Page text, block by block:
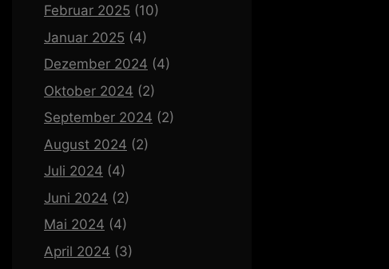
Februar 2025 (10)
Januar 2025 (4)
Dezember 2024 (4)
Oktober 2024 (2)
September 2024 (2)
August 2024 (2)
Juli 2024 (4)
Juni 2024 (2)
Mai 2024 (4)
April 2024 (3)